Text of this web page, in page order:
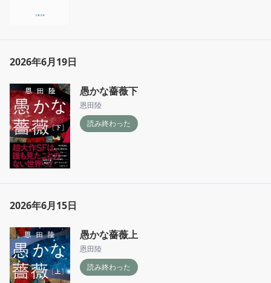
2026年6月19日
愚かな薔薇下
恩田陸
読み終わった
2026年6月15日
愚かな薔薇上
恩田陸
読み終わった